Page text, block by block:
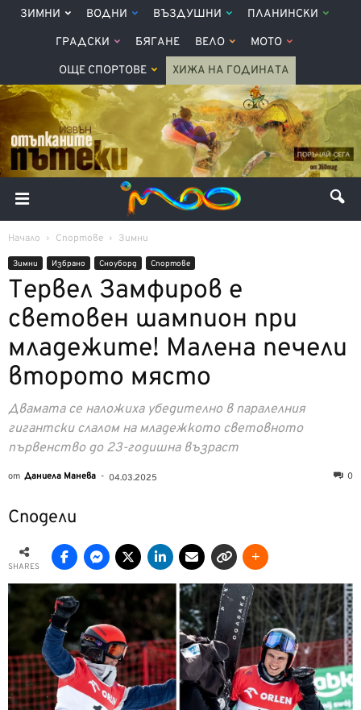
ЗИМНИ ВОДНИ ВЪЗДУШНИ ПЛАНИНСКИ
ГРАДСКИ БЯГАНЕ ВЕЛО МОТО
ОЩЕ СПОРТОВЕ ХИЖА НА ГОДИНАТА
Начало Спортове Зимни
Зимни Избрано Сноуборд Спортове
Тервел Замфиров е
световен шампион при
младежите! Малена печели
второто място
Двамата се наложиха убедително в паралелния
гигантски слалом на младежкото световното
първенство до 23-годишна възраст
от Даниела Манева - 04.03.2025 0
Сподели
SHARES